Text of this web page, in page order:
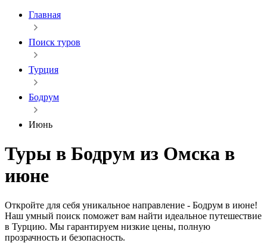
Главная
Поиск туров
Турция
Бодрум
Июнь
Туры в Бодрум из Омска в
июне
Откройте для себя уникальное направление - Бодрум в июне!
Наш умный поиск поможет вам найти идеальное путешествие
в Турцию. Мы гарантируем низкие цены, полную
прозрачность и безопасность.